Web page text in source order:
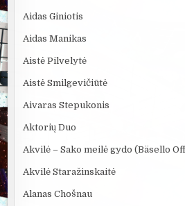
Aidas Giniotis
Aidas Manikas
Aistė Pilvelytė
Aistė Smilgevičiūtė
Aivaras Stepukonis
Aktorių Duo
Akvilė – Sako meilė gydo (Bäsello
Akvilė Staražinskaitė
Alanas Chošnau